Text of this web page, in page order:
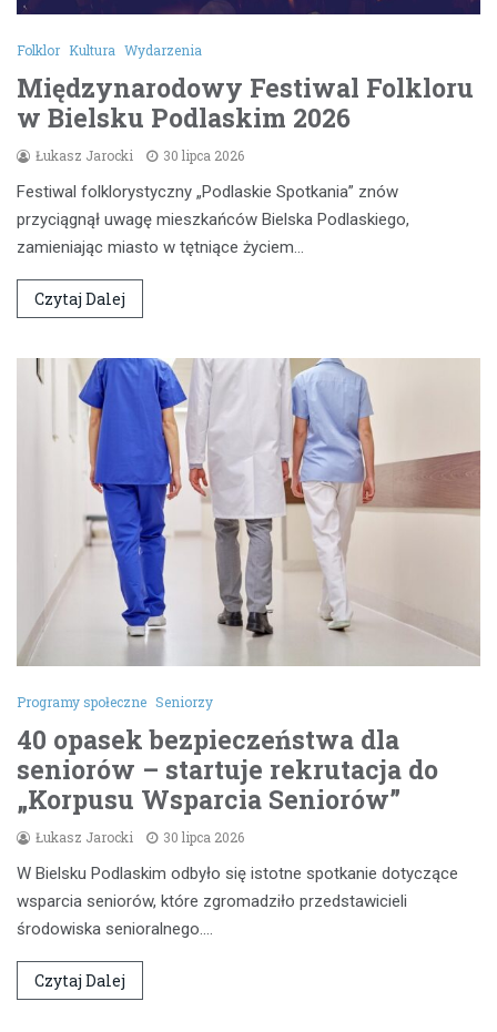
Folklor Kultura Wydarzenia
Międzynarodowy Festiwal Folkloru
w Bielsku Podlaskim 2026
Łukasz Jarocki 30 lipca 2026
Festiwal folklorystyczny „Podlaskie Spotkania” znów
przyciągnął uwagę mieszkańców Bielska Podlaskiego,
zamieniając miasto w tętniące życiem…
Czytaj Dalej
Programy społeczne Seniorzy
40 opasek bezpieczeństwa dla
seniorów – startuje rekrutacja do
„Korpusu Wsparcia Seniorów”
Łukasz Jarocki 30 lipca 2026
W Bielsku Podlaskim odbyło się istotne spotkanie dotyczące
wsparcia seniorów, które zgromadziło przedstawicieli
środowiska senioralnego.…
Czytaj Dalej